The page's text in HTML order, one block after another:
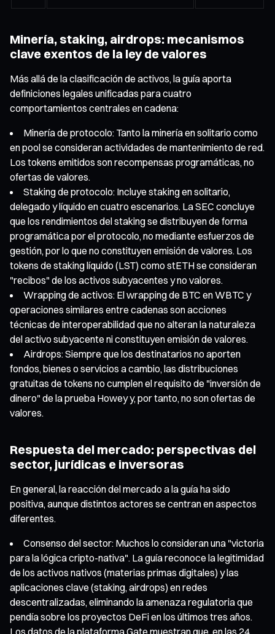
Minería, staking, airdrops: mecanismos
clave exentos de la ley de valores
Más allá de la clasificación de activos, la guía aporta
definiciones legales unificadas para cuatro
comportamientos centrales en cadena:
Minería de protocolo: Tanto la minería en solitario como
en pool se consideran actividades de mantenimiento de red.
Los tokens emitidos son recompensas programáticas, no
ofertas de valores.
Staking de protocolo: Incluye staking en solitario,
delegado y líquido en cuatro escenarios. La SEC concluye
que los rendimientos del staking se distribuyen de forma
programática por el protocolo, no mediante esfuerzos de
gestión, por lo que no constituyen emisión de valores. Los
tokens de staking líquido (LST) como stETH se consideran
"recibos" de los activos subyacentes y no valores.
Wrapping de activos: El wrapping de BTC en WBTC y
operaciones similares entre cadenas son acciones
técnicas de interoperabilidad que no alteran la naturaleza
del activo subyacente ni constituyen emisión de valores.
Airdrops: Siempre que los destinatarios no aporten
fondos, bienes o servicios a cambio, las distribuciones
gratuitas de tokens no cumplen el requisito de "inversión de
dinero" de la prueba Howey y, por tanto, no son ofertas de
valores.
Respuesta del mercado: perspectivas del
sector, jurídicas e inversoras
En general, la reacción del mercado a la guía ha sido
positiva, aunque distintos actores se centran en aspectos
diferentes.
Consenso del sector: Muchos lo consideran una "victoria
para la lógica cripto-nativa". La guía reconoce la legitimidad
de los activos nativos (materias primas digitales) y las
aplicaciones clave (staking, airdrops) en redes
descentralizadas, eliminando la amenaza regulatoria que
pendía sobre los proyectos DeFi en los últimos tres años.
Los datos de la plataforma Gate muestran que, en las 24